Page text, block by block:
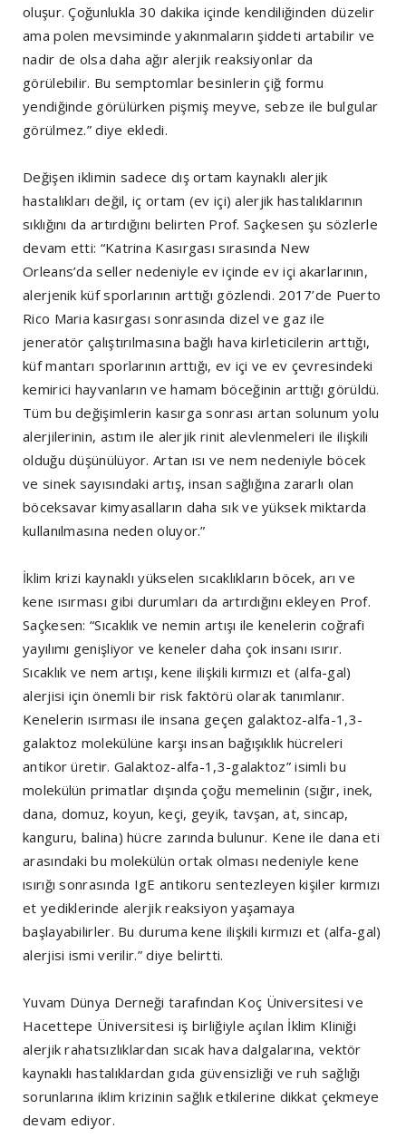
oluşur. Çoğunlukla 30 dakika içinde kendiliğinden düzelir
ama polen mevsiminde yakınmaların şiddeti artabilir ve
nadir de olsa daha ağır alerjik reaksiyonlar da
görülebilir. Bu semptomlar besinlerin çiğ formu
yendiğinde görülürken pişmiş meyve, sebze ile bulgular
görülmez.” diye ekledi.
Değişen iklimin sadece dış ortam kaynaklı alerjik
hastalıkları değil, iç ortam (ev içi) alerjik hastalıklarının
sıklığını da artırdığını belirten Prof. Saçkesen şu sözlerle
devam etti: “Katrina Kasırgası sırasında New
Orleans’da seller nedeniyle ev içinde ev içi akarlarının,
alerjenik küf sporlarının arttığı gözlendi. 2017’de Puerto
Rico Maria kasırgası sonrasında dizel ve gaz ile
jeneratör çalıştırılmasına bağlı hava kirleticilerin arttığı,
küf mantarı sporlarının arttığı, ev içi ve ev çevresindeki
kemirici hayvanların ve hamam böceğinin arttığı görüldü.
Tüm bu değişimlerin kasırga sonrası artan solunum yolu
alerjilerinin, astım ile alerjik rinit alevlenmeleri ile ilişkili
olduğu düşünülüyor. Artan ısı ve nem nedeniyle böcek
ve sinek sayısındaki artış, insan sağlığına zararlı olan
böceksavar kimyasalların daha sık ve yüksek miktarda
kullanılmasına neden oluyor.”
İklim krizi kaynaklı yükselen sıcaklıkların böcek, arı ve
kene ısırması gibi durumları da artırdığını ekleyen Prof.
Saçkesen: “Sıcaklık ve nemin artışı ile kenelerin coğrafi
yayılımı genişliyor ve keneler daha çok insanı ısırır.
Sıcaklık ve nem artışı, kene ilişkili kırmızı et (alfa-gal)
alerjisi için önemli bir risk faktörü olarak tanımlanır.
Kenelerin ısırması ile insana geçen galaktoz-alfa-1,3-
galaktoz molekülüne karşı insan bağışıklık hücreleri
antikor üretir. Galaktoz-alfa-1,3-galaktoz” isimli bu
molekülün primatlar dışında çoğu memelinin (sığır, inek,
dana, domuz, koyun, keçi, geyik, tavşan, at, sincap,
kanguru, balina) hücre zarında bulunur. Kene ile dana eti
arasındaki bu molekülün ortak olması nedeniyle kene
ısırığı sonrasında IgE antikoru sentezleyen kişiler kırmızı
et yediklerinde alerjik reaksiyon yaşamaya
başlayabilirler. Bu duruma kene ilişkili kırmızı et (alfa-gal)
alerjisi ismi verilir.” diye belirtti.
Yuvam Dünya Derneği tarafından Koç Üniversitesi ve
Hacettepe Üniversitesi iş birliğiyle açılan İklim Kliniği
alerjik rahatsızlıklardan sıcak hava dalgalarına, vektör
kaynaklı hastalıklardan gıda güvensizliği ve ruh sağlığı
sorunlarına iklim krizinin sağlık etkilerine dikkat çekmeye
devam ediyor.